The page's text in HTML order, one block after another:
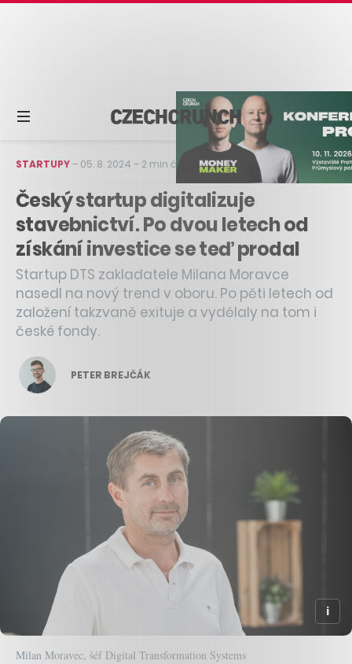
STARTUPY– 05. 8. 2024 – 2 min čtení
Český startup digitalizuje
stavebnictví. Po dvou letech od
získání investice se teď prodal
Startup DTS zakladatele Milana Moravce
nasedl na nový trend v oboru. Po pěti letech od
založení takzvaně exituje a vydělaly na tom i
české fondy.
PETER BREJČÁK
Milan Moravec, šéf Digital Transformation Systems